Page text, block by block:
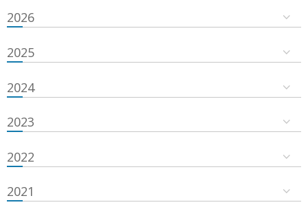
2026
2025
2024
2023
2022
2021